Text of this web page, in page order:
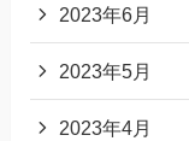
2023年6月
2023年5月
2023年4月